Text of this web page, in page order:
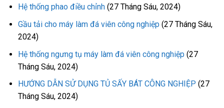
Hệ thống phao điều chỉnh (27 Tháng Sáu, 2024)
Gầu tải cho máy làm đá viên công nghiệp (27 Tháng Sáu,
2024)
Hệ thống ngưng tụ máy làm đá viên công nghiệp (27
Tháng Sáu, 2024)
HƯỚNG DẪN SỬ DỤNG TỦ SẤY BÁT CÔNG NGHIỆP (27
Tháng Sáu, 2024)